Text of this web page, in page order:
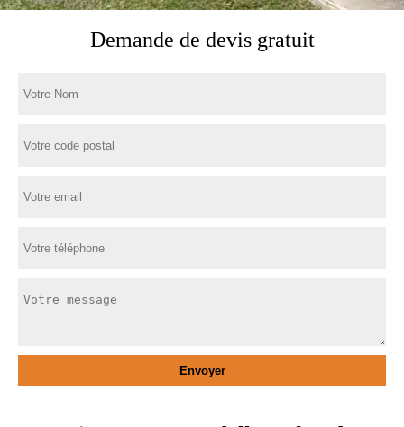
Demande de devis gratuit